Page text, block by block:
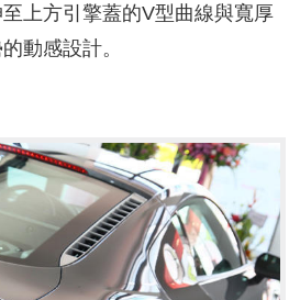
上方引擎蓋的V型曲線與寬厚
動感設計。